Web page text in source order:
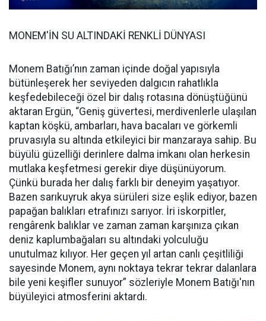
MONEM'İN SU ALTINDAKİ RENKLİ DÜNYASI
Monem Batığı’nın zaman içinde doğal yapısıyla
bütünleşerek her seviyeden dalgıcın rahatlıkla
keşfedebileceği özel bir dalış rotasına dönüştüğünü
aktaran Ergün, “Geniş güvertesi, merdivenlerle ulaşılan
kaptan köşkü, ambarları, hava bacaları ve görkemli
pruvasıyla su altında etkileyici bir manzaraya sahip. Bu
büyülü güzelliği derinlere dalma imkanı olan herkesin
mutlaka keşfetmesi gerekir diye düşünüyorum.
Çünkü burada her dalış farklı bir deneyim yaşatıyor.
Bazen sarıkuyruk akya sürüleri size eşlik ediyor, bazen
papağan balıkları etrafınızı sarıyor. İri iskorpitler,
rengârenk balıklar ve zaman zaman karşınıza çıkan
deniz kaplumbağaları su altındaki yolculuğu
unutulmaz kılıyor. Her geçen yıl artan canlı çeşitliliği
sayesinde Monem, aynı noktaya tekrar tekrar dalanlara
bile yeni keşifler sunuyor” sözleriyle Monem Batığı'nın
büyüleyici atmosferini aktardı.